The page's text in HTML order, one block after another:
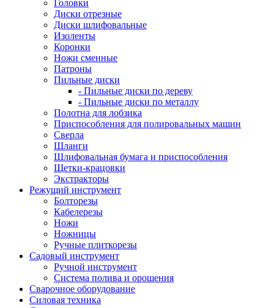
Головки
Диски отрезные
Диски шлифовальные
Изоленты
Коронки
Ножи сменные
Патроны
Пильные диски
- Пильные диски по дереву
- Пильные диски по металлу
Полотна для лобзика
Приспособления для полировальных машин
Сверла
Шланги
Шлифовальная бумага и приспособления
Щетки-крацовки
Экстракторы
Режущий инструмент
Болторезы
Кабелерезы
Ножи
Ножницы
Ручные плиткорезы
Садовый инструмент
Ручной инструмент
Система полива и орошения
Сварочное оборудование
Силовая техника